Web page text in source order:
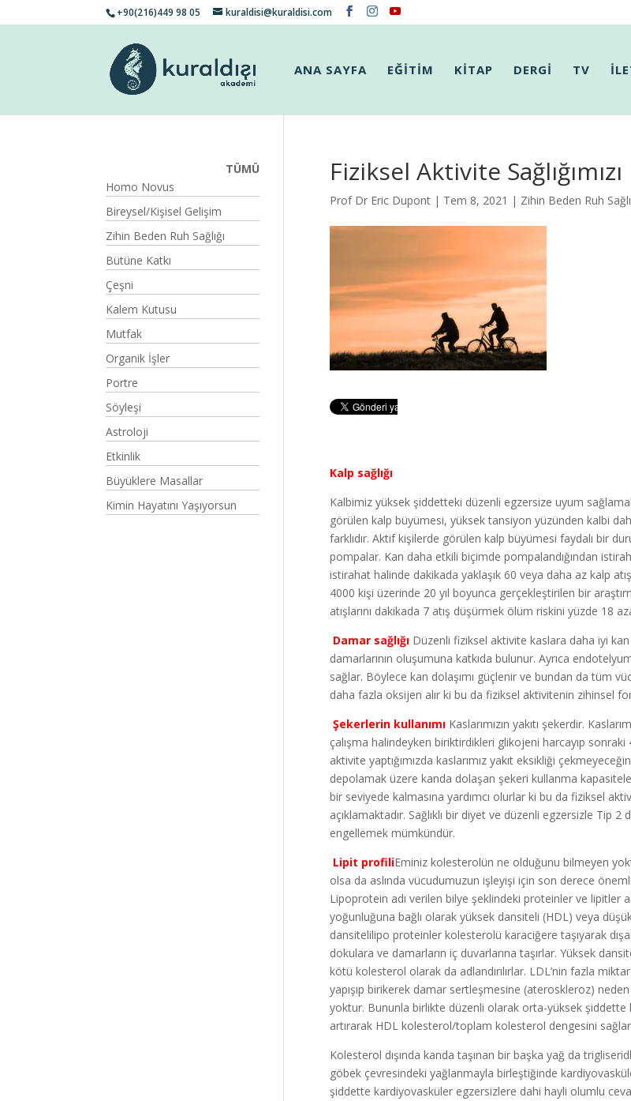
+90(216)449 98 05 kuraldisi@kuraldisi.com
ANA SAYFA EĞİTİM KİTAP DERGİ TV
Fiziksel Aktivite
Prof Dr Eric Dupont| Tem 8, 2021 | Zihin Beden Ruh
Kalp sağlığı
Kalbimiz yüksek şiddetteki düzenli egzersize uyum
görülen kalp büyümesi, yüksek tansiyon yüzünden kalbi
farklıdır. Aktif kişilerde görülen kalp büyümesi faydalı bir
pompalar. Kan daha etkili biçimde pompalandığından
istirahat halinde dakikada yaklaşık 60 veya daha az kalp
4000 kişi üzerinde 20 yıl boyunca gerçekleştirilen bir
atışlarını dakikada 7 atış düşürmek ölüm riskini yüzde 18
Damar sağlığı Düzenli fiziksel aktivite kaslara daha iyi
damarlarının oluşumuna katkıda bulunur. Ayrıca
sağlar. Böylece kan dolaşımı güçlenir ve bundan da tüm
daha fazla oksijen alır ki bu da fiziksel aktivitenin zihinsel
Şekerlerin kullanımı Kaslarımızın yakıtı şekerdir.
çalışma halindeyken biriktirdikleri glikojeni harcayıp
aktivite yaptığımızda kaslarımız yakıt eksikliği
depolamak üzere kanda dolaşan şekeri kullanma
bir seviyede kalmasına yardımcı olurlar ki bu da fiziksel
açıklamaktadır. Sağlıklı bir diyet ve düzenli egzersizle
engellemek mümkündür.
Lipit profiliEminiz kolesterolün ne olduğunu bilmeyen
olsa da aslında vücudumuzun işleyişi için son derece
Lipoprotein adı verilen bilye şeklindeki proteinler ve lipitler
yoğunluğuna bağlı olarak yüksek dansiteli (HDL) veya
dansitelilipo proteinler kolesterolü karaciğere taşıyarak
dokulara ve damarların iç duvarlarına taşırlar. Yüksek
kötü kolesterol olarak da adlandırılırlar. LDL’nin fazla
yapışıp birikerek damar sertleşmesine (ateroskleroz)
yoktur. Bununla birlikte düzenli olarak orta-yüksek
artırarak HDL kolesterol/toplam kolesterol dengesini sağlar
Kolesterol dışında kanda taşınan bir başka yağ da
göbek çevresindeki yağlanmayla birleştiğinde
şiddette kardiyovasküler egzersizlere dahi hayli olumlu
TÜMÜ
Homo Novus
Bireysel/Kişisel Gelişim
Zihin Beden Ruh Sağlığı
Bütüne Katkı
Çeşni
Kalem Kutusu
Mutfak
Organik İşler
Portre
Söyleşi
Astroloji
Etkinlik
Büyüklere Masallar
Kimin Hayatını Yaşıyorsun